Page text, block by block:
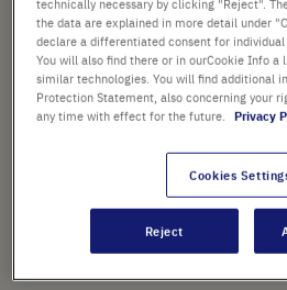
PUNTI SALIENTI
Tappo a vite a
- +
technically necessary by clicking "Reject".
the data are explained in more detail under
declare a differentiated consent for individual
You will also find there or in ourCookie Info a
similar technologies. You will find additional
Protection Statement, also concerning your
any time with effect for the future.
Privacy
Cookies
Reject